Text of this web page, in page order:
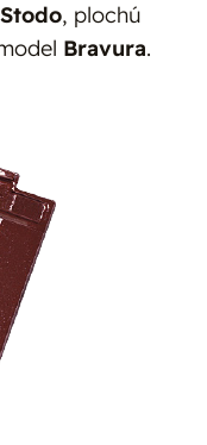
Stodo, plochú
Bravura.